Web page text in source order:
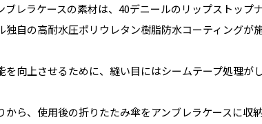
ブレラケースの素材は、40デニールのリップストップ
独自の高耐水圧ポリウレタン樹脂防水コーティングが
を向上させるために、縫い目にはシームテープ処理が
から、使用後の折りたたみ傘をアンブレラケースに収